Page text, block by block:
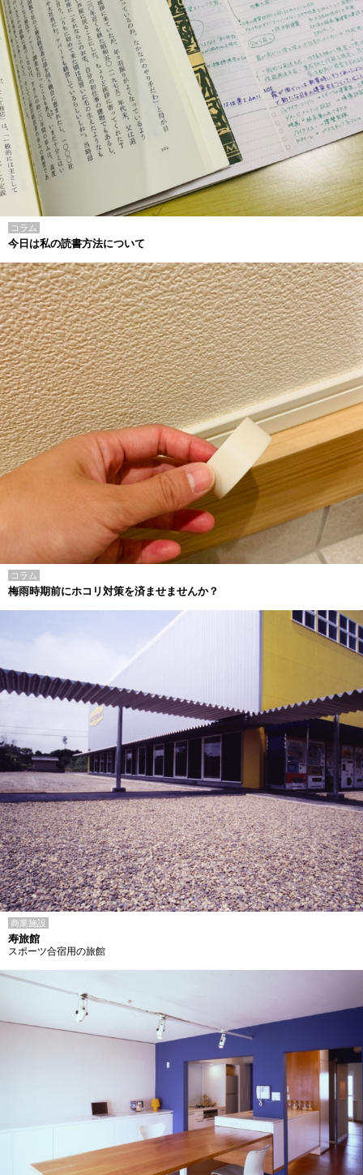
コラム
今日は私の読書方法について
コラム
梅雨時期前にホコリ対策を済ませませんか？
商業施設
寿旅館
スポーツ合宿用の旅館